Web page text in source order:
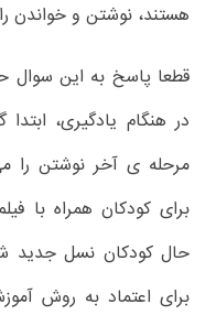
هستند، نوشتن و خواندن
قطعا پاسخ به این سوال
در هنگام یادگیری،
مرحله ی آخر نوشتن را
برای کودکان همراه با
حال کودکان نسل جدید
برای اعتماد به روش